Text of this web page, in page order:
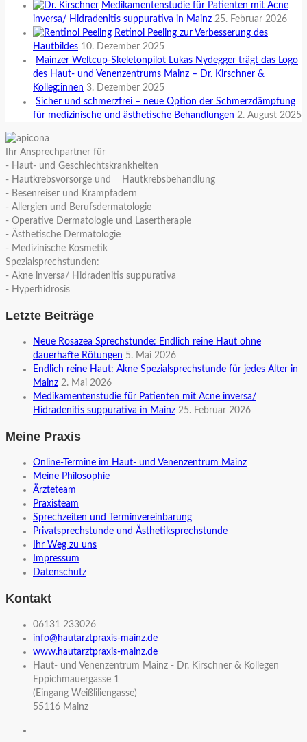
Medikamentenstudie für Patienten mit Acne
inversa/ Hidradenitis suppurativa in Mainz 25. Februar 2026
Retinol Peeling zur Verbesserung des
Hautbildes 10. Dezember 2025
Mainzer Weltcup-Skeletonpilot Lukas Nydegger trägt das Logo
des Haut- und Venenzentrums Mainz – Dr. Kirschner &
Kolleg:innen 3. Dezember 2025
Sicher und schmerzfrei – neue Option der Schmerzdämpfung
für medizinische und ästhetische Behandlungen 2. August 2025
Ihr Ansprechpartner für
- Haut- und Geschlechtskrankheiten
- Hautkrebsvorsorge und Hautkrebsbehandlung
- Besenreiser und Krampfadern
- Allergien und Berufsdermatologie
- Operative Dermatologie und Lasertherapie
- Ästhetische Dermatologie
- Medizinische Kosmetik
Spezialsprechstunden:
- Akne inversa/ Hidradenitis suppurativa
- Hyperhidrosis
Letzte Beiträge
Neue Rosazea Sprechstunde: Endlich reine Haut ohne
dauerhafte Rötungen 5. Mai 2026
Endlich reine Haut: Akne Spezialsprechstunde für jedes Alter in
Mainz 2. Mai 2026
Medikamentenstudie für Patienten mit Acne inversa/
Hidradenitis suppurativa in Mainz 25. Februar 2026
Meine Praxis
Online-Termine im Haut- und Venenzentrum Mainz
Meine Philosophie
Ärzteteam
Praxisteam
Sprechzeiten und Terminvereinbarung
Privatsprechstunde und Ästhetiksprechstunde
Ihr Weg zu uns
Impressum
Datenschutz
Kontakt
06131 233026
info@hautarztpraxis-mainz.de
www.hautarztpraxis-mainz.de
Haut- und Venenzentrum Mainz - Dr. Kirschner & Kollegen
Eppichmauergasse 1
(Eingang Weißliliengasse)
55116 Mainz